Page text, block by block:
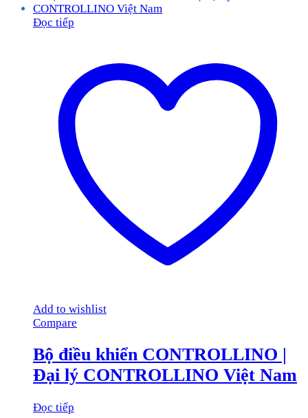
Đọc tiếp
Add to wishlist
Compare
Bộ điều khiển CONTROLLINO |
Đại lý CONTROLLINO Việt Nam
Đọc tiếp